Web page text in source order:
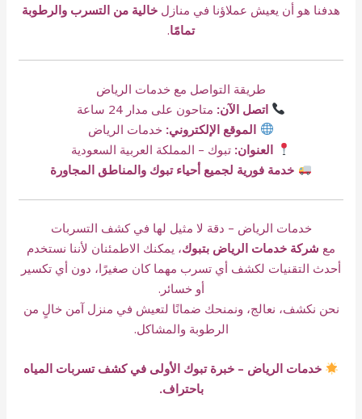
هدفنا هو أن يعيش عملاؤنا في منازل خالية من التسرب والرطوبة
تمامًا.
طريقة التواصل مع خدمات الرياض
اتصل الآن: متاحون على مدار 24 ساعة
الموقع الإلكتروني: خدمات الرياض
العنوان: تبوك – المملكة العربية السعودية
خدمة فورية لجميع أحياء تبوك والمناطق المجاورة
خدمات الرياض – دقة لا مثيل لها في كشف التسربات
مع شركة خدمات الرياض بتبوك، يمكنك الاطمئنان لأننا نستخدم
أحدث التقنيات لكشف أي تسرب مهما كان صغيرًا، دون أي تكسير
أو خسائر.
نحن نكشف، نعالج، ونمنحك ضمانًا لتعيش في منزل آمن خالٍ من
الرطوبة والمشاكل.
خدمات الرياض – خبرة تبوك الأولى في كشف تسربات المياه
باحتراف.